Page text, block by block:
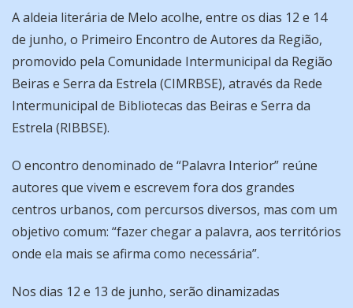
A aldeia literária de Melo acolhe, entre os dias 12 e 14
de junho, o Primeiro Encontro de Autores da Região,
promovido pela Comunidade Intermunicipal da Região
Beiras e Serra da Estrela (CIMRBSE), através da Rede
Intermunicipal de Bibliotecas das Beiras e Serra da
Estrela (RIBBSE).
O encontro denominado de “Palavra Interior” reúne
autores que vivem e escrevem fora dos grandes
centros urbanos, com percursos diversos, mas com um
objetivo comum: “fazer chegar a palavra, aos territórios
onde ela mais se afirma como necessária”.
Nos dias 12 e 13 de junho, serão dinamizadas